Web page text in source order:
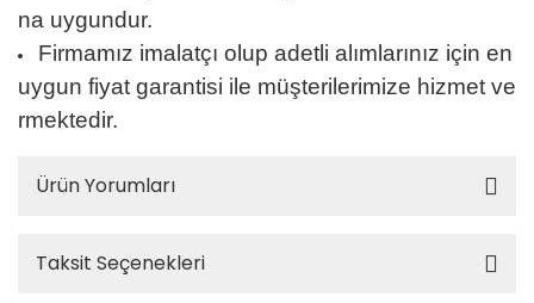
na uygundur.
Firmamız imalatçı olup adetli alımlarınız için en
uygun fiyat garantisi ile müşterilerimize hizmet ve
rmektedir.
Ürün Yorumları
Taksit Seçenekleri